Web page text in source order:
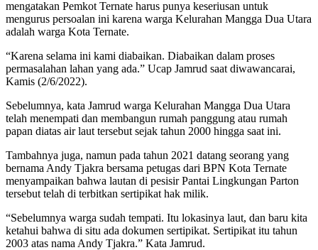
mengatakan Pemkot Ternate harus punya keseriusan untuk
mengurus persoalan ini karena warga Kelurahan Mangga Dua Utara
adalah warga Kota Ternate.
“Karena selama ini kami diabaikan. Diabaikan dalam proses
permasalahan lahan yang ada.” Ucap Jamrud saat diwawancarai,
Kamis (2/6/2022).
Sebelumnya, kata Jamrud warga Kelurahan Mangga Dua Utara
telah menempati dan membangun rumah panggung atau rumah
papan diatas air laut tersebut sejak tahun 2000 hingga saat ini.
Tambahnya juga, namun pada tahun 2021 datang seorang yang
bernama Andy Tjakra bersama petugas dari BPN Kota Ternate
menyampaikan bahwa lautan di pesisir Pantai Lingkungan Parton
tersebut telah di terbitkan sertipikat hak milik.
“Sebelumnya warga sudah tempati. Itu lokasinya laut, dan baru kita
ketahui bahwa di situ ada dokumen sertipikat. Sertipikat itu tahun
2003 atas nama Andy Tjakra.” Kata Jamrud.